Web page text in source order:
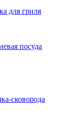
для гриля
посуда
сковорода